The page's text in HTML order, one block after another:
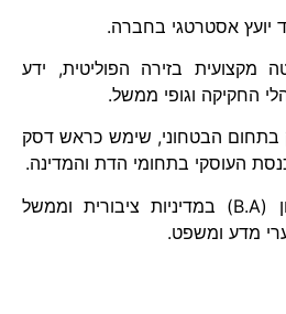
מקצועית בזירה הפוליטית, ידע
החקיקה וגופי ממשל.
הבטחוני, שימש כראש דסק
העוסקי בתחומי הדת והמדינה.
(
B.A) במדיניות ציבורית וממשל
מדע ומשפט.